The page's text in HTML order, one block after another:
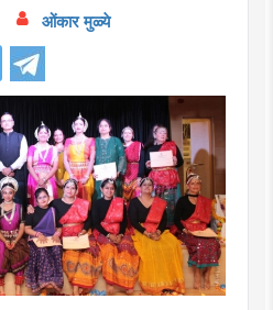
ओंकार मुळ्ये